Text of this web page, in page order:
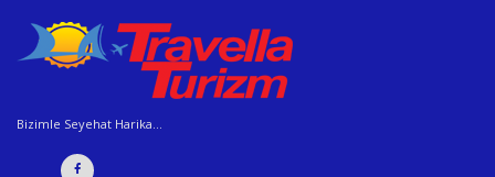
Bizimle Seyehat Harika...